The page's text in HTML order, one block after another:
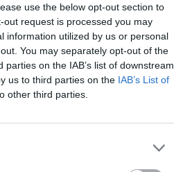
use the below opt-out section to
request is processed you may
information utilized by us or personal
You may separately opt-out of the
on the IAB’s list of downstream
us to third parties on the IAB’s List of
other third parties.